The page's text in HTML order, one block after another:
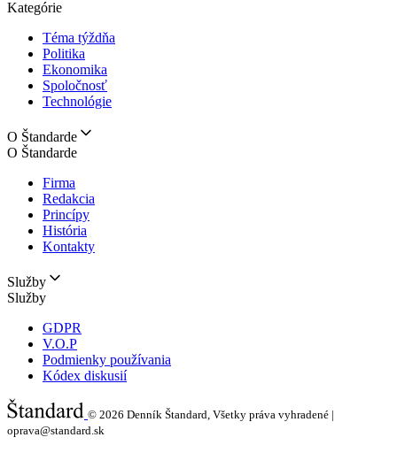
Kategórie
Téma týždňa
Politika
Ekonomika
Spoločnosť
Technológie
O Štandarde
O Štandarde
Firma
Redakcia
Princípy
História
Kontakty
Služby
Služby
GDPR
V.O.P
Podmienky používania
Kódex diskusií
© 2026 Denník Štandard, Všetky práva vyhradené |
oprava@standard.sk